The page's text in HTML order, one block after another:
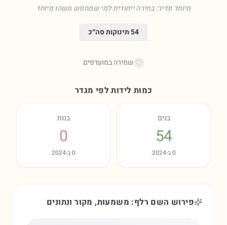
מיוחד ונדיר: בחירה ייחודית למי שמחפש משהו מיוחד
54תינוקות סה״כ
שמירה במועדפים
כמות לידות לפי מגדר
בנים
54
0ב-2024
בנות
0
0ב-2024
פירוש השם רלף: משמעות, מקור ונתונים